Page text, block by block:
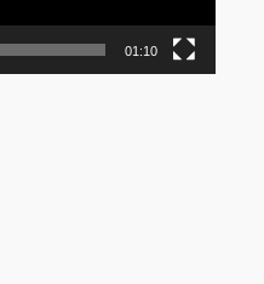
01:10